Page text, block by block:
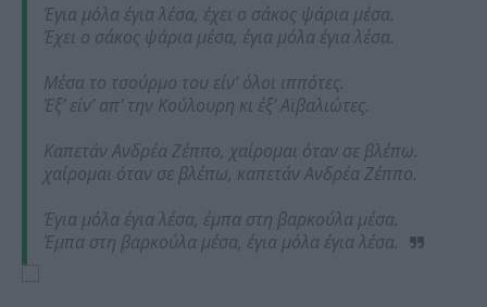
Έγια μόλα έγια λέσα, έχει ο σάκος ψάρια μέσα.
Έχει ο σάκος ψάρια μέσα, έγια μόλα έγια λέσα.
Μέσα το τσούρμο του είν’ όλοι ιππότες.
Έξ’ είν’ απ’ την Κούλουρη κι έξ’ Αϊβαλιώτες.
Καπετάν Ανδρέα Ζέππο, χαίρομαι όταν σε βλέπω.
χαίρομαι όταν σε βλέπω, καπετάν Ανδρέα Ζέππο.
Έγια μόλα έγια λέσα, έμπα στη βαρκούλα μέσα.
Έμπα στη βαρκούλα μέσα, έγια μόλα έγια λέσα.